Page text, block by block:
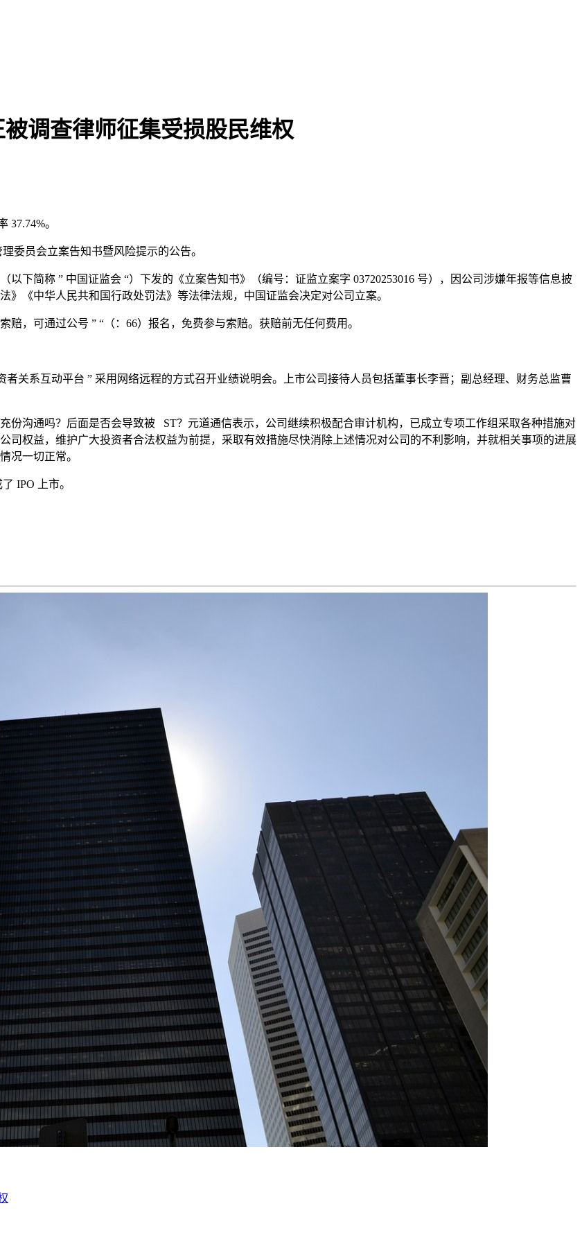
调查律师征集受损股民维权
37.74%。
委员会立案告知书暨风险提示的公告。
以下简称 ” 中国证监会 “）下发的《立案告知书》（编号：证监立案字 03720253016 号），因公司涉嫌年报等信息披
《中华人民共和国行政处罚法》等法律法规，中国证监会决定对公司立案。
，可通过公号 ” “（：66）报名，免费参与索赔。获赔前无任何费用。
者关系互动平台 ” 采用网络远程的方式召开业绩说明会。上市公司接待人员包括董事长李晋；副总经理、财务总监曹
份沟通吗？后面是否会导致被 ST？元道通信表示，公司继续积极配合审计机构，已成立专项工作组采取各种措施对
司权益，维护广大投资者合法权益为前提，采取有效措施尽快消除上述情况对公司的不利影响，并就相关事项的进展
况一切正常。
IPO 上市。